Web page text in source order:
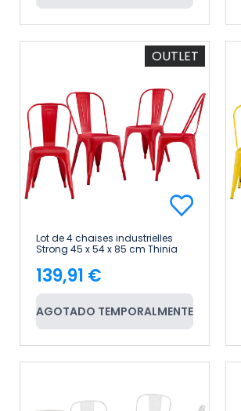
OUTLET
Lot de 4 chaises industrielles
Strong 45 x 54 x 85 cm Thinia
Price
139,91 €
AGOTADO TEMPORALMENTE